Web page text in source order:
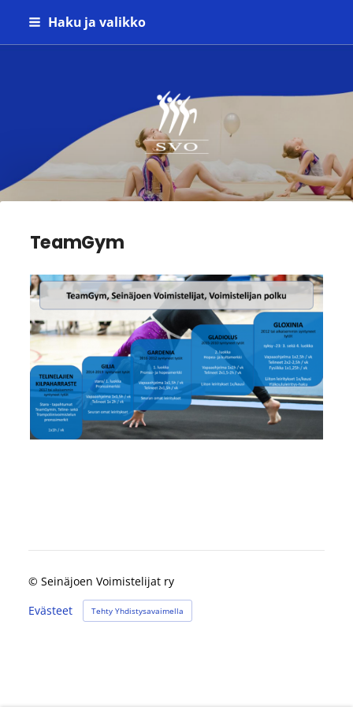
Siirry
Haku ja valikko
Seinäjoen Voimistelijat ry
TeamGym
© Seinäjoen Voimistelijat ry
Evästeet
Tehty Yhdistysavaimella